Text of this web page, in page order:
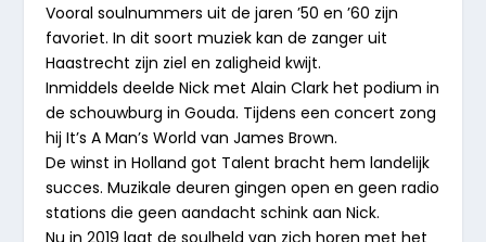
Vooral soulnummers uit de jaren ’50 en ’60 zijn
favoriet. In dit soort muziek kan de zanger uit
Haastrecht zijn ziel en zaligheid kwijt.
Inmiddels deelde Nick met Alain Clark het podium in
de schouwburg in Gouda. Tijdens een concert zong
hij It’s A Man’s World van James Brown.
De winst in Holland got Talent bracht hem landelijk
succes. Muzikale deuren gingen open en geen radio
stations die geen aandacht schink aan Nick.
Nu in 2019 laat de soulheld van zich horen met het